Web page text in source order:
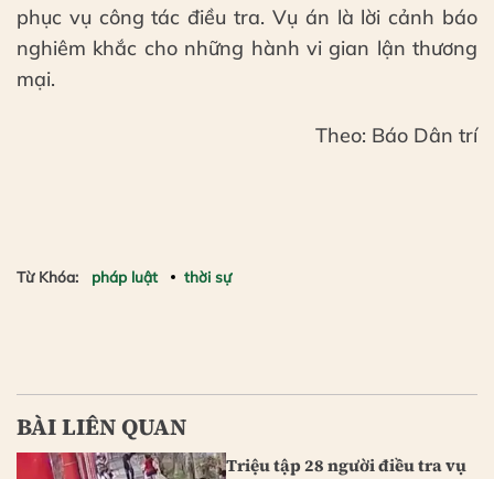
phục vụ công tác điều tra. Vụ án là lời cảnh báo
nghiêm khắc cho những hành vi gian lận thương
mại.
Theo: Báo Dân trí
Từ Khóa: pháp luật thời sự
BÀI LIÊN QUAN
Triệu tập 28 người điều tra vụ